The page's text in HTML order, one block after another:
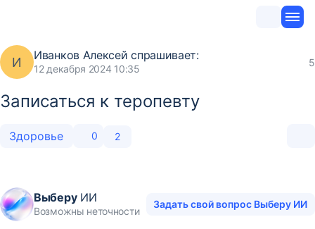
И Иванков Алексей спрашивает:
12 декабря 2024 10:35
5
Записаться к теропевту
Здоровье 0 2
ВыберуИИ
Возможны неточности
Задать свой вопрос Выберу ИИ